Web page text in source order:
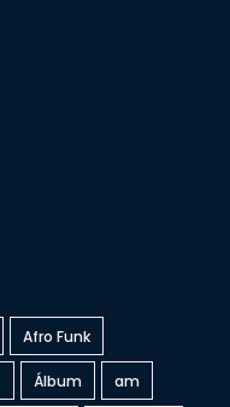
Afro Funk
Álbum am